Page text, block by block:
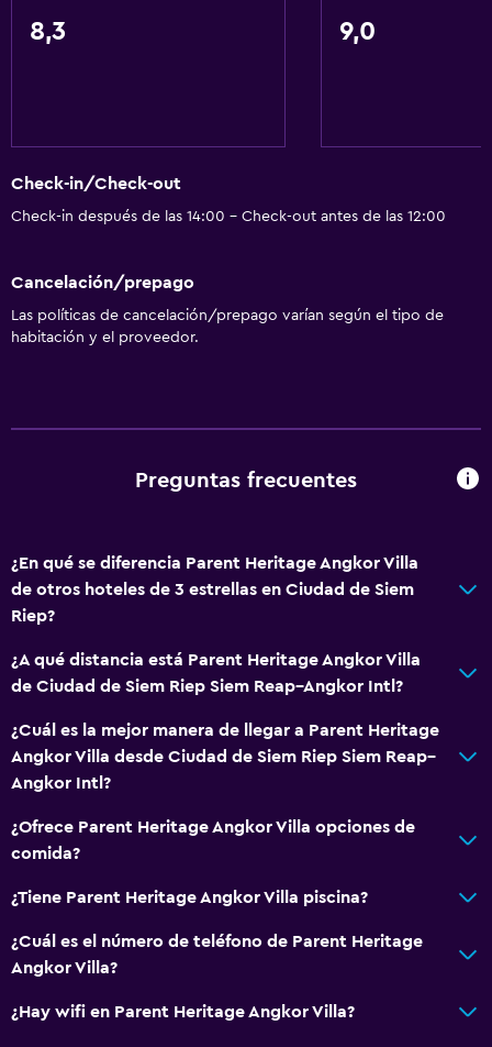
8,3 9,0
Check-in/Check-out
Check-in después de las 14:00 - Check-out antes de las 12:00
Cancelación/prepago
Las políticas de cancelación/prepago varían según el tipo de
habitación y el proveedor.
Preguntas frecuentes
¿En qué se diferencia Parent Heritage Angkor Villa
de otros hoteles de 3 estrellas en Ciudad de Siem
Riep?
¿A qué distancia está Parent Heritage Angkor Villa
de Ciudad de Siem Riep Siem Reap–Angkor Intl?
¿Cuál es la mejor manera de llegar a Parent Heritage
Angkor Villa desde Ciudad de Siem Riep Siem Reap–
Angkor Intl?
¿Ofrece Parent Heritage Angkor Villa opciones de
comida?
¿Tiene Parent Heritage Angkor Villa piscina?
¿Cuál es el número de teléfono de Parent Heritage
Angkor Villa?
¿Hay wifi en Parent Heritage Angkor Villa?